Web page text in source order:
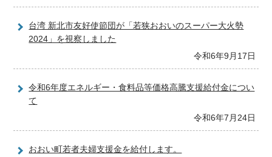
台湾 新北市友好使節団が「若狭おおいのスーパー大火勢
2024」を視察しました
令和6年9月17日
令和6年度エネルギー・食料品等価格高騰支援給付金につい
て
令和6年7月24日
おおい町若者夫婦支援金を給付します。